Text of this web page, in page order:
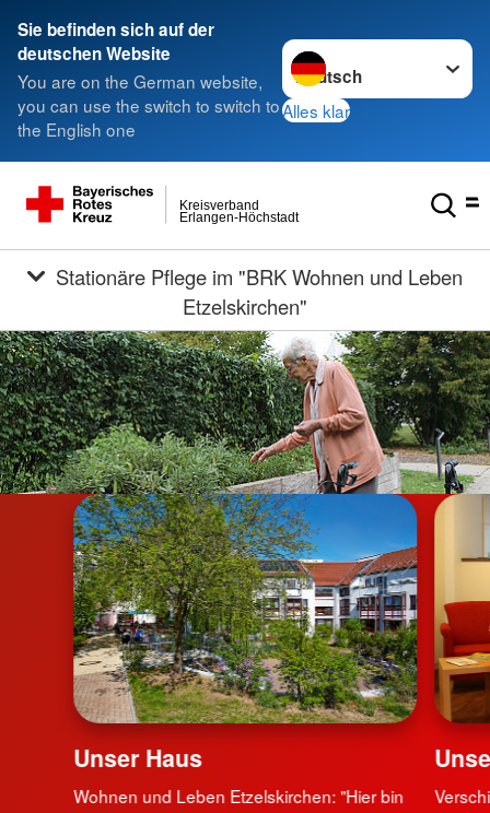
Sie befinden sich auf der
deutschen Website
You are on the German website,
you can use the switch to switch to
the English one
Sprache wechseln zu
Alles klar
Erlangen-Höchstadt
Kreisverband
Etzelskirchen"
Unser Haus
Wohnen und Leben Etzelskirchen: "Hier bin